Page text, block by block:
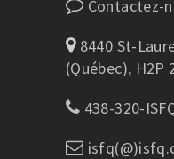
Contactez-
8440 St-
(Québec), H2P
438-320-